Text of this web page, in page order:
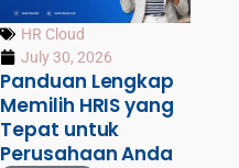
HR Cloud
July 30, 2026
Panduan Lengkap
Memilih HRIS yang
Tepat untuk
Perusahaan Anda